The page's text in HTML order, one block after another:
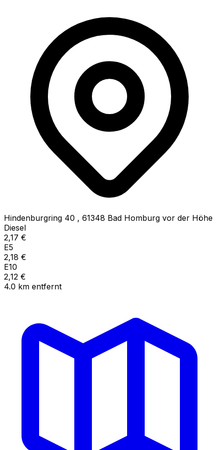
Hindenburgring 40 , 61348 Bad Homburg vor der Höhe
Diesel
2,17 €
E5
2,18 €
E10
2,12 €
4.0 km entfernt